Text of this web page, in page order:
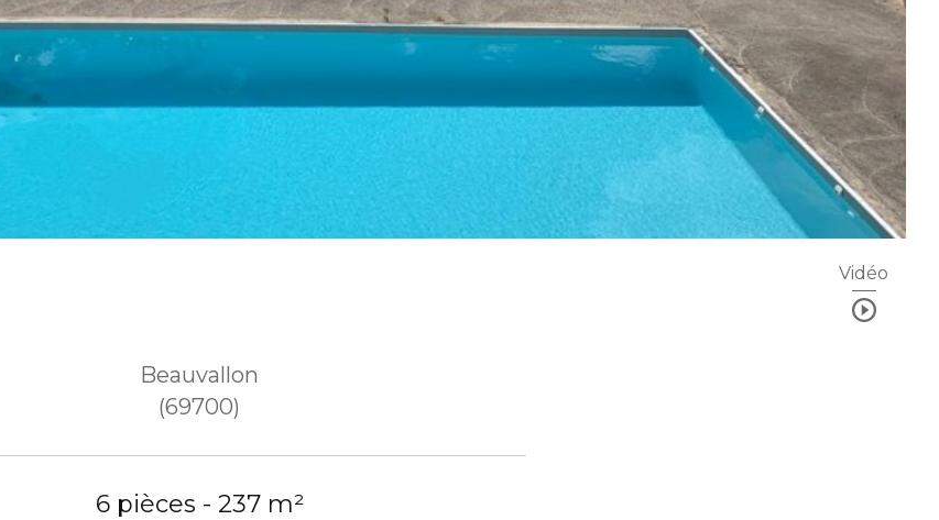
Vidéo
Beauvallon
(69700)
6 pièces - 237 m²